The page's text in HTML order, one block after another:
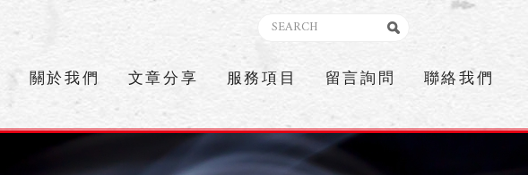
關於我們 文章分享 服務項目 留言詢問 聯絡我們